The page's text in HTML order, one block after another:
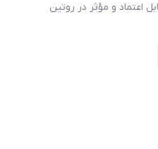
اعتماد و مؤثر در روتین